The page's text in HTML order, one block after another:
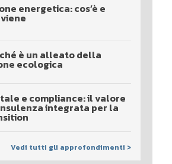
energetica: cos’è e
è un alleato della
ecologica
e compliance: il valore
integrata per la
Vedi tutti gli approfondimenti >